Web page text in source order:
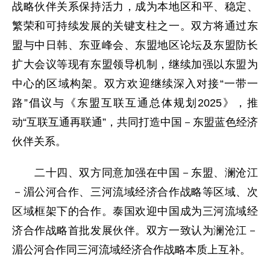
战略伙伴关系保持活力，成为本地区和平、稳定、
繁荣和可持续发展的关键支柱之一。双方将通过东
盟与中日韩、东亚峰会、东盟地区论坛及东盟防长
扩大会议等现有东盟领导机制，继续加强以东盟为
中心的区域构架。双方欢迎继续深入对接“一带一
路”倡议与《东盟互联互通总体规划2025》，推
动“互联互通再联通”，共同打造中国－东盟蓝色经济
伙伴关系。
二十四、双方同意加强在中国－东盟、澜沧江
－湄公河合作、三河流域经济合作战略等区域、次
区域框架下的合作。泰国欢迎中国成为三河流域经
济合作战略首批发展伙伴。双方一致认为澜沧江－
湄公河合作同三河流域经济合作战略本质上互补。